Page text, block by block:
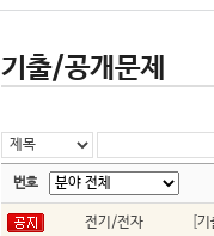
기출/공개문제
번호
전기/전자 기